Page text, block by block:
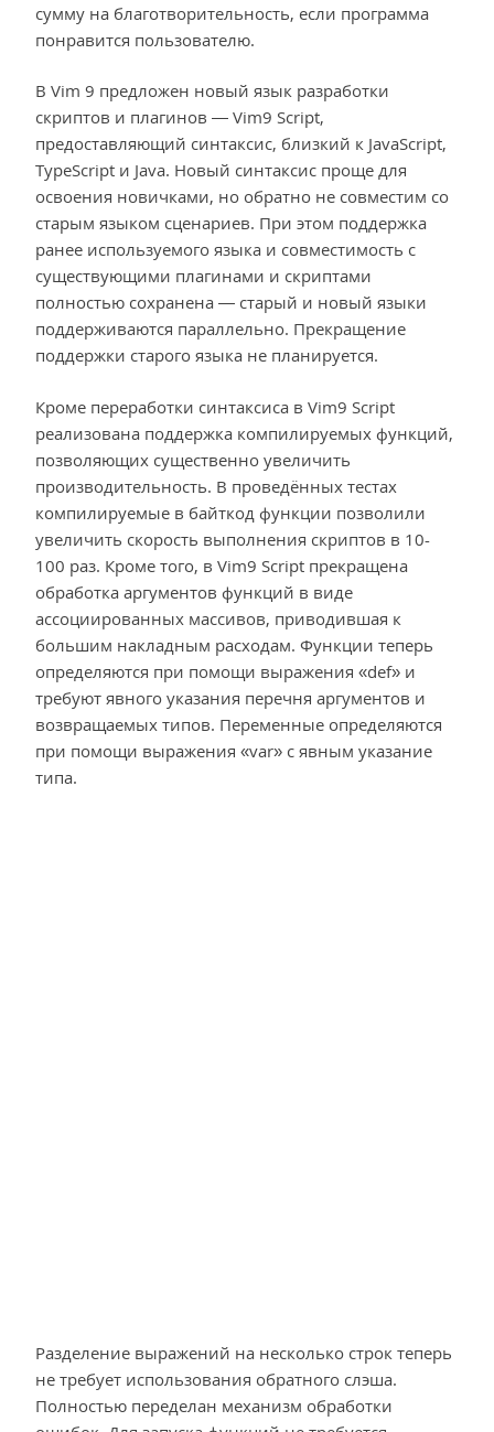
сумму на благотворительность, если программа
понравится пользователю.
В Vim 9 предложен новый язык разработки
скриптов и плагинов — Vim9 Script,
предоставляющий синтаксис, близкий к JavaScript,
TypeScript и Java. Новый синтаксис проще для
освоения новичками, но обратно не совместим со
старым языком сценариев. При этом поддержка
ранее используемого языка и совместимость с
существующими плагинами и скриптами
полностью сохранена — старый и новый языки
поддерживаются параллельно. Прекращение
поддержки старого языка не планируется.
Кроме переработки синтаксиса в Vim9 Script
реализована поддержка компилируемых функций,
позволяющих существенно увеличить
производительность. В проведённых тестах
компилируемые в байткод функции позволили
увеличить скорость выполнения скриптов в 10-
100 раз. Кроме того, в Vim9 Script прекращена
обработка аргументов функций в виде
ассоциированных массивов, приводившая к
большим накладным расходам. Функции теперь
определяются при помощи выражения «def» и
требуют явного указания перечня аргументов и
возвращаемых типов. Переменные определяются
при помощи выражения «var» с явным указание
типа.
Разделение выражений на несколько строк теперь
не требует использования обратного слэша.
Полностью переделан механизм обработки